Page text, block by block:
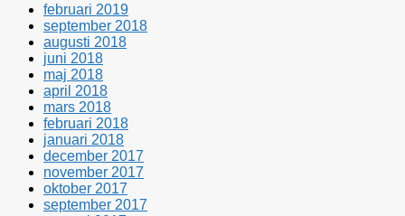
februari 2019
september 2018
augusti 2018
juni 2018
maj 2018
april 2018
mars 2018
februari 2018
januari 2018
december 2017
november 2017
oktober 2017
september 2017